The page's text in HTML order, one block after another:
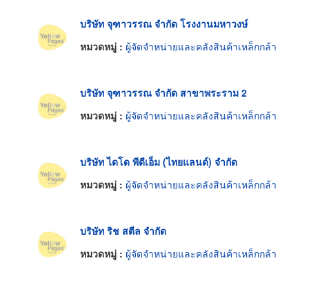
บริษัท จุฑาวรรณ จำกัด โรงงานมหาวงษ์
หมวดหมู่ : ผู้จัดจำหน่ายและคลังสินค้าเหล็กกล้า
บริษัท จุฑาวรรณ จำกัด สาขาพระราม 2
หมวดหมู่ : ผู้จัดจำหน่ายและคลังสินค้าเหล็กกล้า
บริษัท ไดโด พีดีเอ็ม (ไทยแลนด์) จำกัด
หมวดหมู่ : ผู้จัดจำหน่ายและคลังสินค้าเหล็กกล้า
บริษัท ริช สตีล จำกัด
หมวดหมู่ : ผู้จัดจำหน่ายและคลังสินค้าเหล็กกล้า